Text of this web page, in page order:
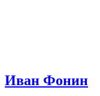
Иван Фонин